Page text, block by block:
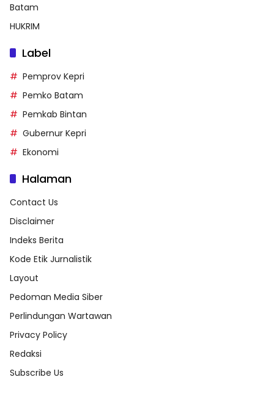
Batam
HUKRIM
Label
Pemprov Kepri
Pemko Batam
Pemkab Bintan
Gubernur Kepri
Ekonomi
Halaman
Contact Us
Disclaimer
Indeks Berita
Kode Etik Jurnalistik
Layout
Pedoman Media Siber
Perlindungan Wartawan
Privacy Policy
Redaksi
Subscribe Us